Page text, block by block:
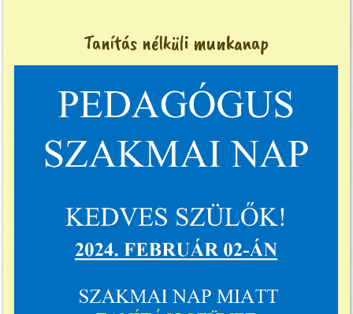
Tanítás nélküli munkanap